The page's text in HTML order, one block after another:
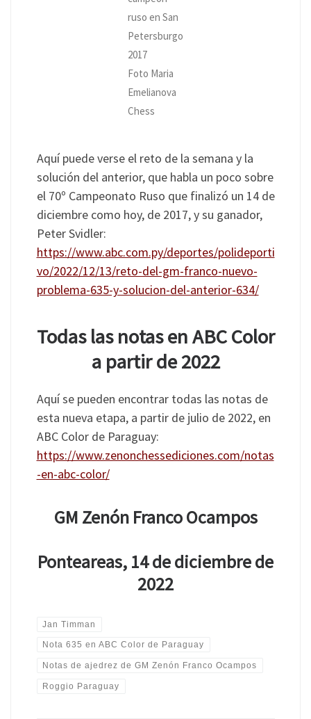
ruso en San
Petersburgo
2017
Foto Maria
Emelianova
Chess
Aquí puede verse el reto de la semana y la
solución del anterior, que habla un poco sobre
el 70º Campeonato Ruso que finalizó un 14 de
diciembre como hoy, de 2017, y su ganador,
Peter Svidler:
https://www.abc.com.py/deportes/polideporti
vo/2022/12/13/reto-del-gm-franco-nuevo-
problema-635-y-solucion-del-anterior-634/
Todas las notas en ABC Color
a partir de 2022
Aquí se pueden encontrar todas las notas de
esta nueva etapa, a partir de julio de 2022, en
ABC Color de Paraguay:
https://www.zenonchessediciones.com/notas
-en-abc-color/
GM Zenón Franco Ocampos
Ponteareas, 14 de diciembre de
2022
Jan Timman
Nota 635 en ABC Color de Paraguay
Notas de ajedrez de GM Zenón Franco Ocampos
Roggio Paraguay